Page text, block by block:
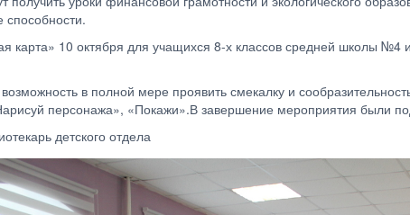
способности.
карта» 10 октября для учащихся 8-х классов средней школы
в полной мере проявить смекалку и
персонажа», «Покажи».В завершение мероприятия были
детского отдела